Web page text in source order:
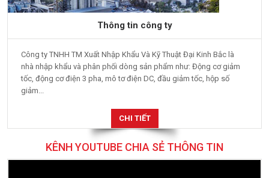
Thông tin công ty
Công ty TNHH TM Xuất Nhập Khẩu Và Kỹ Thuật Đại Kinh Bắc là
nhà nhập khẩu và phân phối dòng sản phẩm như: Động cơ giảm
tốc, động cơ điện 3 pha, mô tơ điện DC, đầu giảm tốc, hộp số
giảm...
KÊNH YOUTUBE CHIA SẺ THÔNG TIN